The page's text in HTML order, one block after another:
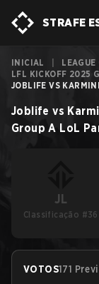
STRAFE
INICIAL LEAGUE
LFL KICKOFF 2025
JOBLIFE VS
Joblife vs
Group A LoL
JL
Classificação #36
VOTOS171